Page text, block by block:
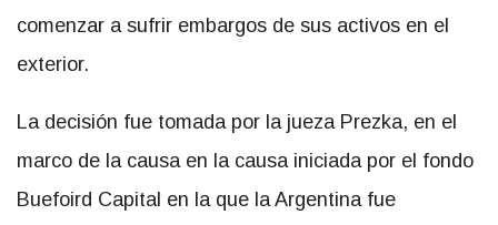
comenzar a sufrir embargos de sus activos en el
exterior.
La decisión fue tomada por la jueza Prezka, en el
marco de la causa en la causa iniciada por el fondo
Buefoird Capital en la que la Argentina fue